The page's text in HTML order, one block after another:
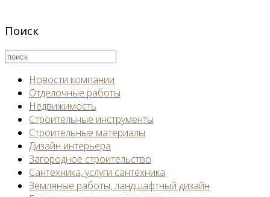
Поиск
Новости компании
Отделочные работы
Недвижимость
Строительные инструменты
Строительные материалы
Дизайн интерьера
Загородное строительство
Сантехника, услуги сантехника
Земляные работы, ландшафтный дизайн